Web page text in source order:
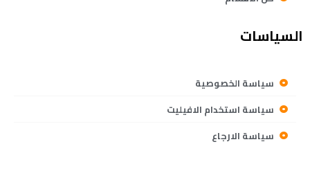
السياسات
سياسة الخصوصية
سياسة استخدام الافيليت
سياسة الارجاع